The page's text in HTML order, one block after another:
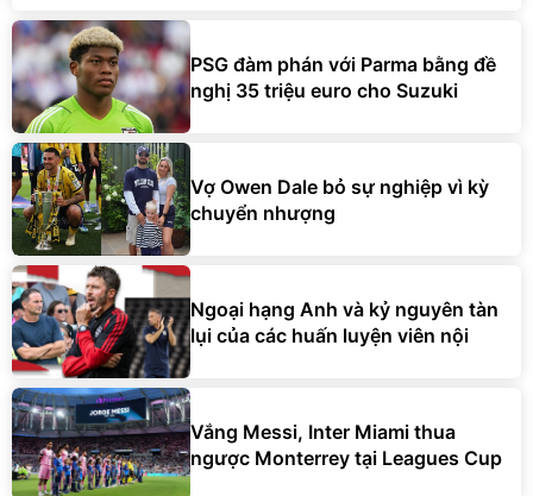
PSG đàm phán với Parma bằng đề
nghị 35 triệu euro cho Suzuki
Vợ Owen Dale bỏ sự nghiệp vì kỳ
chuyển nhượng
Ngoại hạng Anh và kỷ nguyên tàn
lụi của các huấn luyện viên nội
Vắng Messi, Inter Miami thua
ngược Monterrey tại Leagues Cup